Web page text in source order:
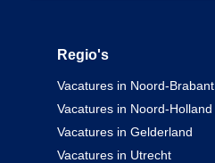
Regio's
Vacatures in Noord-Brabant
Vacatures in Noord-Holland
Vacatures in Gelderland
Vacatures in Utrecht